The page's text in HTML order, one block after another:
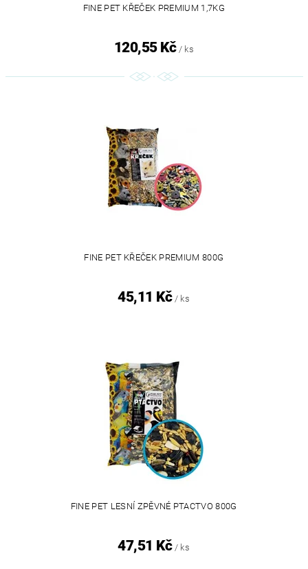
FINE PET KŘEČEK PREMIUM 1,7KG
120,55 Kč / ks
FINE PET KŘEČEK PREMIUM 800G
45,11 Kč / ks
FINE PET LESNÍ ZPĚVNÉ PTACTVO 800G
47,51 Kč / ks